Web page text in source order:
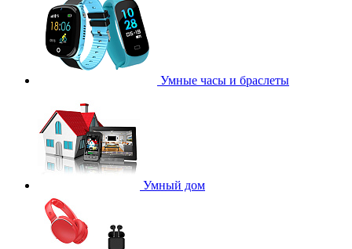
Умные часы и браслеты
Умный дом